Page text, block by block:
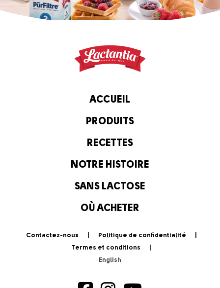
ACCUEIL
PRODUITS
RECETTES
NOTRE HISTOIRE
SANS LACTOSE
OÙ ACHETER
Contactez-nous
Politique de confidentialité
Termes et conditions